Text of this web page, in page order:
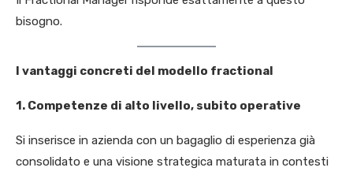
bisogno.
I vantaggi concreti del modello fractional
1. Competenze di alto livello, subito operative
Si inserisce in azienda con un bagaglio di esperienza già
consolidato e una visione strategica maturata in contesti